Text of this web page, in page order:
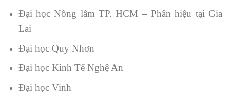
Đại học Nông lâm TP. HCM – Phân hiệu tại Gia
Lai
Đại học Quy Nhơn
Đại học Kinh Tế Nghệ An
Đại học Vinh